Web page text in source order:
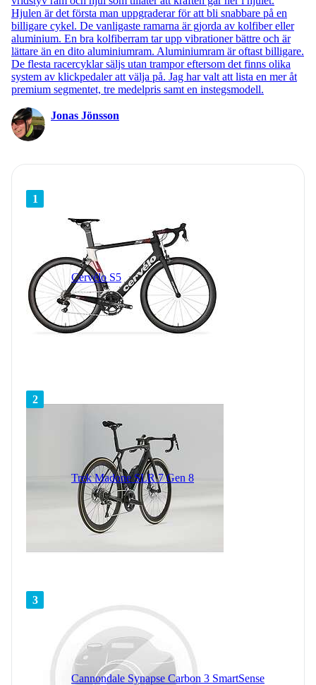
Hjulen är det första man uppgraderar för att bli snabbare på en
billigare cykel. De vanligaste ramarna är gjorda av kolfiber eller
aluminium. En bra kolfiberram tar upp vibrationer bättre och är
lättare än en dito aluminiumram. Aluminiumram är oftast billigare.
De flesta racercyklar säljs utan trampor eftersom det finns olika
system av klickpedaler att välja på. Jag har valt att lista en mer åt
premium segmentet, tre medelpris samt en instegsmodell.
Jonas Jönsson
1
Cervélo S5
2
Trek Madone SLR 7 Gen 8
3
Cannondale Synapse Carbon 3 SmartSense